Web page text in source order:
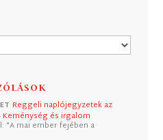
Reggeli naplójegyzetek az
Keménység és irgalom
"A mai ember fejében a